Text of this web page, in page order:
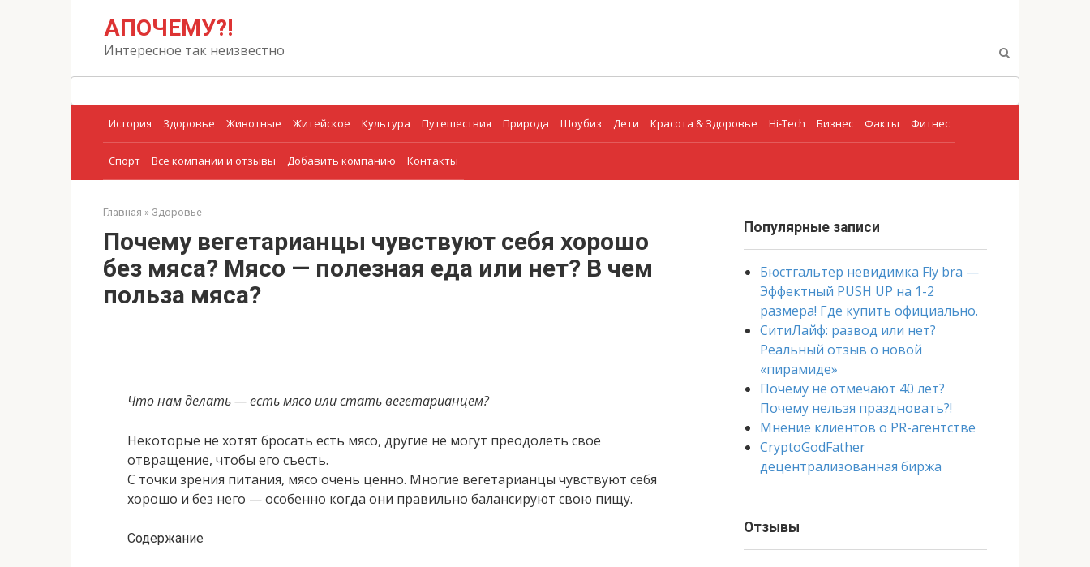
АПОЧЕМУ?!
Интересное так неизвестно
История Здоровье Животные Житейское Культура Путешествия Природа Шоубиз Дети Красота & Здоровье Hi-Tech Бизнес Факты Фитнес
Спорт Все компании и отзывы Добавить компанию Контакты
Главная » Здоровье
Почему вегетарианцы чувствуют себя хорошо
без мяса? Мясо — полезная еда или нет? В чем
польза мяса?
Что нам делать — есть мясо или стать вегетарианцем?
Некоторые не хотят бросать есть мясо, другие не могут преодолеть свое
отвращение, чтобы его съесть.
С точки зрения питания, мясо очень ценно. Многие вегетарианцы чувствуют себя
хорошо и без него — особенно когда они правильно балансируют свою пищу.
Содержание
Популярные записи
Бюстгальтер невидимка Fly bra —
Эффектный PUSH UP на 1-2
размера! Где купить официально.
СитиЛайф: развод или нет?
Реальный отзыв о новой
«пирамиде»
Почему не отмечают 40 лет?
Почему нельзя праздновать?!
Мнение клиентов о PR-агентстве
CryptoGodFather
децентрализованная биржа
Отзывы